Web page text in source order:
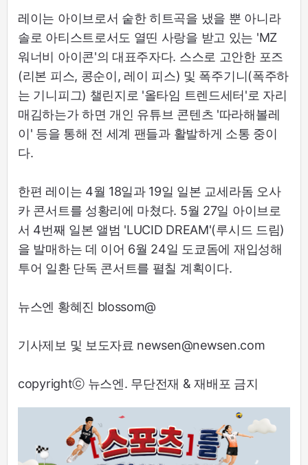
레이는 아이브로서 숱한 히트곡을 냈을 뿐 아니라
솔로 아티스트로서도 열띤 사랑을 받고 있는 'MZ
워너비 아이콘'의 대표주자다. 스스로 고안한 포즈
(리본 피스, 콩순이, 레이 피스) 및 폭주기니(폭주하
는 기니피그) 챌린지로 '올타임 트렌드세터'로 자리
매김하는가 하면 개인 유튜브 콘텐츠 '따라해볼레
이' 등을 통해 전 세계 팬들과 활발하게 소통 중이
다.
한편 레이는 4월 18일과 19일 일본 교세라돔 오사
카 콘서트를 성황리에 마쳤다. 5월 27일 아이브로
서 4번째 일본 앨범 'LUCID DREAM'(루시드 드림)
을 발매하는 데 이어 6월 24일 도쿄돔에 재입성해
투어 일환 단독 콘서트를 펼칠 계획이다.
뉴스엔 황혜진 blossom@
기사제보 및 보도자료 newsen@newsen.com
copyrightⓒ 뉴스엔. 무단전재 & 재배포 금지